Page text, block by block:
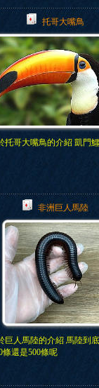
托哥大嘴鳥
托哥大嘴鳥的介紹 凱門
非洲巨人馬陸
巨人馬陸的介紹 馬陸到
條還是500條呢